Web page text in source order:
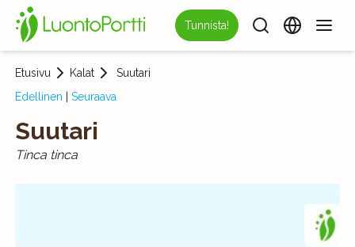
Tunnista!
Etusivu Kalat
Suutari
Edellinen
Seuraava
Suutari
Tinca tinca